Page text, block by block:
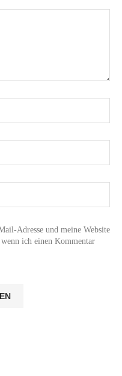
Adresse und meine Website
ich einen Kommentar